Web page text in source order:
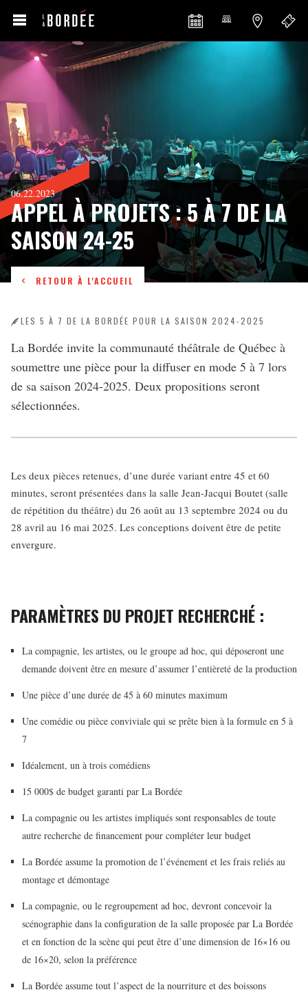
RETOUR À L'ACCUEIL
06.22.2023
APPEL À PROJETS : 5 À 7 DE LA
SAISON 24-25
LES 5 À 7 DE LA BORDÉE POUR LA SAISON 2024-2025
La Bordée invite la communauté théâtrale de Québec à
soumettre une pièce pour la diffuser en mode 5 à 7 lors
de sa saison 2024-2025. Deux propositions seront
sélectionnées.
Les deux pièces retenues, d’une durée variant entre 45 et 60
minutes, seront présentées dans la salle Jean-Jacqui Boutet (salle
de répétition du théâtre) du 26 août au 13 septembre 2024 ou du
28 avril au 16 mai 2025. Les conceptions doivent être de petite
envergure.
PARAMÈTRES DU PROJET RECHERCHÉ :
La compagnie, les artistes, ou le groupe ad hoc, qui déposeront une
demande doivent être en mesure d’assumer l’entièreté de la production
Une pièce d’une durée de 45 à 60 minutes maximum
Une comédie ou pièce conviviale qui se prête bien à la formule en 5 à
7
Idéalement, un à trois comédiens
15 000$ de budget garanti par La Bordée
La compagnie ou les artistes impliqués sont responsables de toute
autre recherche de financement pour compléter leur budget
La Bordée assume la promotion de l’événement et les frais reliés au
montage et démontage
La compagnie, ou le regroupement ad hoc, devront concevoir la
scénographie dans la configuration de la salle proposée par La Bordée
et en fonction de la scène qui peut être d’une dimension de 16×16 ou
de 16×20, selon la préférence
La Bordée assume tout l’aspect de la nourriture et des boissons